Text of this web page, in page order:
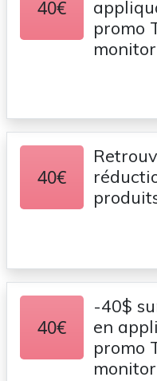
40€
promo
monitor
40€
40€
-40$
en
promo
monitor